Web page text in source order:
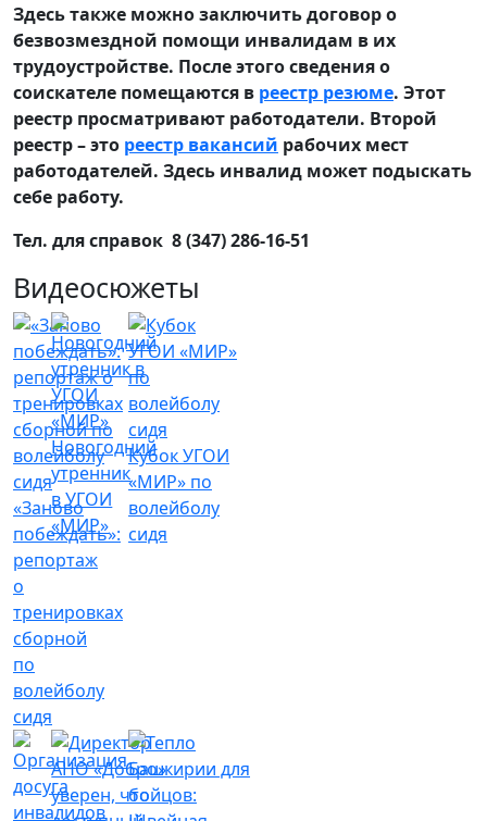
Здесь также можно заключить договор о
безвозмездной помощи инвалидам в их
трудоустройстве. После этого сведения о
соискателе помещаются в реестр резюме. Этот
реестр просматривают работодатели. Второй
реестр – это реестр вакансий рабочих мест
работодателей. Здесь инвалид может подыскать
себе работу.
Тел. для справок 8 (347) 286-16-51
Видеосюжеты
«Заново
побеждать»:
репортаж
о
тренировках
сборной
по
волейболу
сидя
Новогодний
утренник
в УГОИ
«МИР»
Кубок УГОИ
«МИР» по
волейболу
сидя